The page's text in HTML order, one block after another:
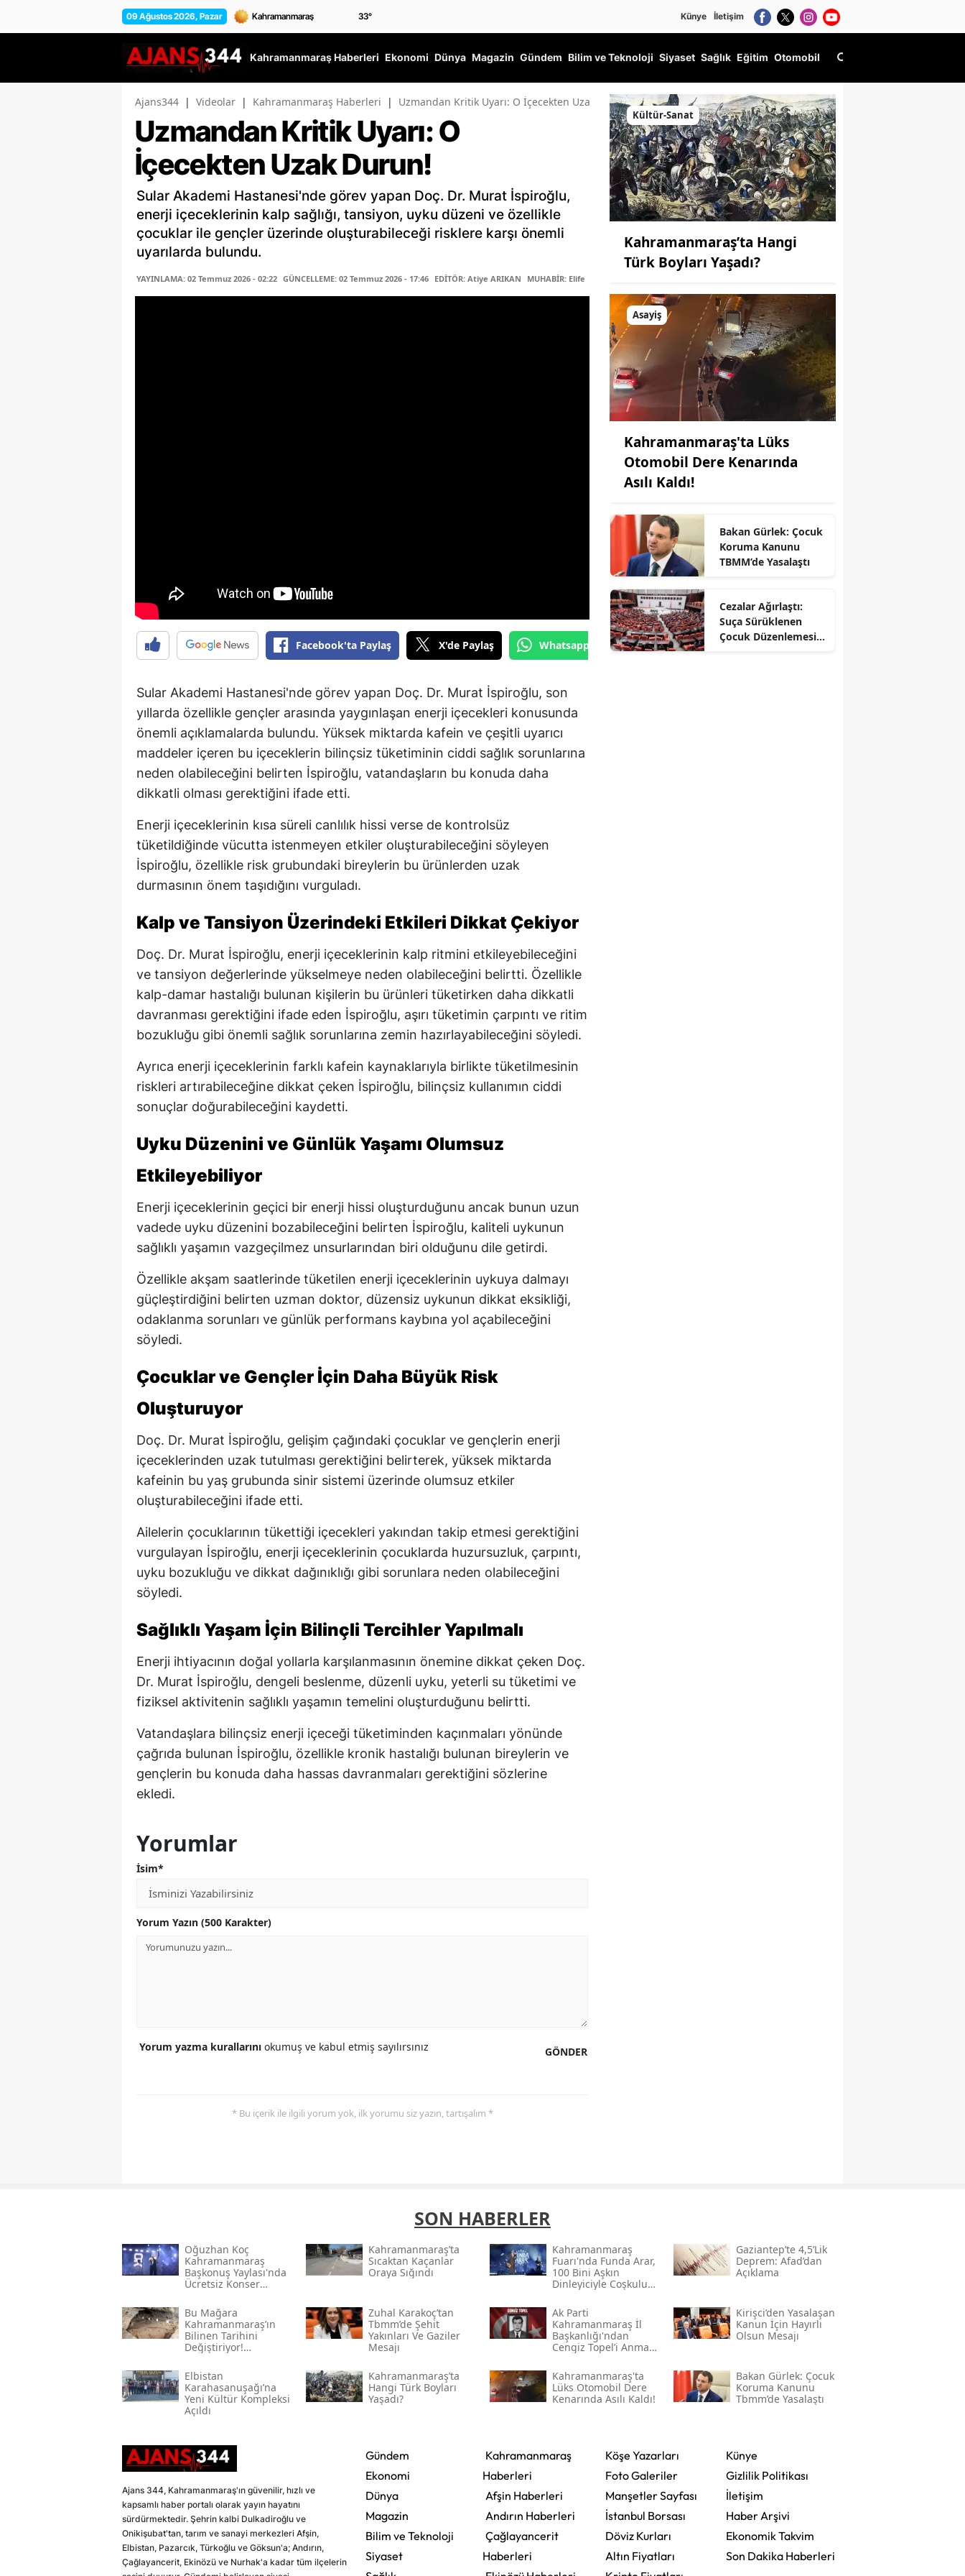
09 Ağustos 2026, Pazar 33° Künye İletişim
Kahramanmaraş Haberleri Ekonomi Dünya Magazin Gündem Bilim ve Teknoloji Siyaset Sağlık Eğitim Otomobil
Ajans344 | Videolar | Kahramanmaraş Haberleri | Uzmandan Kritik Uyarı: O İçecekten Uzak Durun!
Uzmandan Kritik Uyarı: O
İçecekten Uzak Durun!
Sular Akademi Hastanesi'nde görev yapan Doç. Dr. Murat İspiroğlu,
enerji içeceklerinin kalp sağlığı, tansiyon, uyku düzeni ve özellikle
çocuklar ile gençler üzerinde oluşturabileceği risklere karşı önemli
uyarılarda bulundu.
YAYINLAMA: 02 Temmuz 2026 - 02:22 GÜNCELLEME: 02 Temmuz 2026 - 17:46 EDİTÖR: Atiye ARIKAN MUHABİR: Elife Karaarslan
Facebook'ta Paylaş X'de Paylaş Whatsapp'tan Gönder
Sular Akademi Hastanesi'nde görev yapan Doç. Dr. Murat İspiroğlu, son
yıllarda özellikle gençler arasında yaygınlaşan enerji içecekleri konusunda
önemli açıklamalarda bulundu. Yüksek miktarda kafein ve çeşitli uyarıcı
maddeler içeren bu içeceklerin bilinçsiz tüketiminin ciddi sağlık sorunlarına
neden olabileceğini belirten İspiroğlu, vatandaşların bu konuda daha
dikkatli olması gerektiğini ifade etti.
Enerji içeceklerinin kısa süreli canlılık hissi verse de kontrolsüz
tüketildiğinde vücutta istenmeyen etkiler oluşturabileceğini söyleyen
İspiroğlu, özellikle risk grubundaki bireylerin bu ürünlerden uzak
durmasının önem taşıdığını vurguladı.
Kalp ve Tansiyon Üzerindeki Etkileri Dikkat Çekiyor
Doç. Dr. Murat İspiroğlu, enerji içeceklerinin kalp ritmini etkileyebileceğini
ve tansiyon değerlerinde yükselmeye neden olabileceğini belirtti. Özellikle
kalp-damar hastalığı bulunan kişilerin bu ürünleri tüketirken daha dikkatli
davranması gerektiğini ifade eden İspiroğlu, aşırı tüketimin çarpıntı ve ritim
bozukluğu gibi önemli sağlık sorunlarına zemin hazırlayabileceğini söyledi.
Ayrıca enerji içeceklerinin farklı kafein kaynaklarıyla birlikte tüketilmesinin
riskleri artırabileceğine dikkat çeken İspiroğlu, bilinçsiz kullanımın ciddi
sonuçlar doğurabileceğini kaydetti.
Uyku Düzenini ve Günlük Yaşamı Olumsuz
Etkileyebiliyor
Enerji içeceklerinin geçici bir enerji hissi oluşturduğunu ancak bunun uzun
vadede uyku düzenini bozabileceğini belirten İspiroğlu, kaliteli uykunun
sağlıklı yaşamın vazgeçilmez unsurlarından biri olduğunu dile getirdi.
Özellikle akşam saatlerinde tüketilen enerji içeceklerinin uykuya dalmayı
güçleştirdiğini belirten uzman doktor, düzensiz uykunun dikkat eksikliği,
odaklanma sorunları ve günlük performans kaybına yol açabileceğini
söyledi.
Çocuklar ve Gençler İçin Daha Büyük Risk
Oluşturuyor
Doç. Dr. Murat İspiroğlu, gelişim çağındaki çocuklar ve gençlerin enerji
içeceklerinden uzak tutulması gerektiğini belirterek, yüksek miktarda
kafeinin bu yaş grubunda sinir sistemi üzerinde olumsuz etkiler
oluşturabileceğini ifade etti.
Ailelerin çocuklarının tükettiği içecekleri yakından takip etmesi gerektiğini
vurgulayan İspiroğlu, enerji içeceklerinin çocuklarda huzursuzluk, çarpıntı,
uyku bozukluğu ve dikkat dağınıklığı gibi sorunlara neden olabileceğini
söyledi.
Sağlıklı Yaşam İçin Bilinçli Tercihler Yapılmalı
Enerji ihtiyacının doğal yollarla karşılanmasının önemine dikkat çeken Doç.
Dr. Murat İspiroğlu, dengeli beslenme, düzenli uyku, yeterli su tüketimi ve
fiziksel aktivitenin sağlıklı yaşamın temelini oluşturduğunu belirtti.
Vatandaşlara bilinçsiz enerji içeceği tüketiminden kaçınmaları yönünde
çağrıda bulunan İspiroğlu, özellikle kronik hastalığı bulunan bireylerin ve
gençlerin bu konuda daha hassas davranmaları gerektiğini sözlerine
ekledi.
Yorumlar
İsim*
Yorum Yazın (500 Karakter)
GÖNDER
Yorum yazma kurallarını okumuş ve kabul etmiş sayılırsınız
* Bu içerik ile ilgili yorum yok, ilk yorumu siz yazın, tartışalım *
Kültür-Sanat
Kahramanmaraş’ta Hangi
Türk Boyları Yaşadı?
Asayiş
Kahramanmaraş'ta Lüks
Otomobil Dere Kenarında
Asılı Kaldı!
Bakan Gürlek: Çocuk
Koruma Kanunu
TBMM’de Yasalaştı
Cezalar Ağırlaştı:
Suça Sürüklenen
Çocuk Düzenlemesi
SON HABERLER
Oğuzhan Koç
Kahramanmaraş
Başkonuş Yaylası'nda
Ücretsiz Konser
Kahramanmaraş’ta
Sıcaktan Kaçanlar
Oraya Sığındı
Kahramanmaraş
Fuarı'nda Funda Arar,
100 Bini Aşkın
Dinleyiciyle Coşkulu
Gaziantep’te 4,5’lik
Deprem: Afad’dan
Açıklama
Bu Mağara
Kahramanmaraş’ın
Bilinen Tarihini
Değiştiriyor!
Eski Yerleşim İzleri
Zuhal Karakoç’tan
Tbmm’de Şehit
Yakınları Ve Gaziler
Mesajı
Ak Parti
Kahramanmaraş İl
Başkanlığı'ndan
Cengiz Topel’i Anma
Kirişci’den Yasalaşan
Kanun İçin Hayırlı
Olsun Mesajı
Elbistan
Karahasanuşağı’na
Yeni Kültür Kompleksi
Açıldı
Kahramanmaraş’ta
Hangi Türk Boyları
Yaşadı?
Kahramanmaraş'ta
Lüks Otomobil Dere
Kenarında Asılı Kaldı!
Bakan Gürlek: Çocuk
Koruma Kanunu
Tbmm’de Yasalaştı
Ajans 344, Kahramanmaraş'ın güvenilir, hızlı ve
kapsamlı haber portalı olarak yayın hayatını
sürdürmektedir. Şehrin kalbi Dulkadiroğlu ve
Onikişubat'tan, tarım ve sanayi merkezleri Afşin,
Elbistan, Pazarcık, Türkoğlu ve Göksun'a; Andırın,
Çağlayancerit, Ekinözü ve Nurhak'a kadar tüm ilçelerin
Gündem
Ekonomi
Dünya
Magazin
Bilim ve Teknoloji
Siyaset
Kahramanmaraş
Haberleri
Afşin Haberleri
Andırın Haberleri
Çağlayancerit
Haberleri
Köşe Yazarları
Foto Galeriler
Manşetler Sayfası
İstanbul Borsası
Döviz Kurları
Altın Fiyatları
Künye
Gizlilik Politikası
İletişim
Haber Arşivi
Ekonomik Takvim
Son Dakika Haberleri